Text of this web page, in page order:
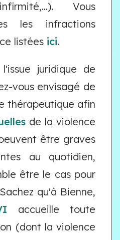
Vous
les infractions
listées ici.
juridique de
vous envisagé de
thérapeutique afin
de la violence
être graves
au quotidien,
être le cas pour
qu'à Bienne,
accueille toute
(dont la violence